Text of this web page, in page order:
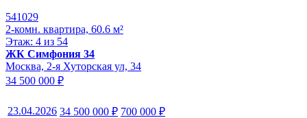
541029
2-комн. квартира, 60.6 м²
Этаж: 4 из 54
ЖК Симфония 34
Москва, 2-я Хуторская ул, 34
34 500 000 ₽
23.04.2026 34 500 000 ₽ 700 000 ₽